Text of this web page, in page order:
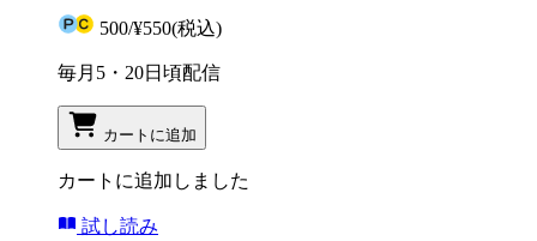
500/¥550(税込)
毎月5・20日頃配信
カートに追加
カートに追加しました
試し読み